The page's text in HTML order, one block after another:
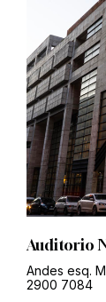
Auditorio
Andes esq.
2900 7084